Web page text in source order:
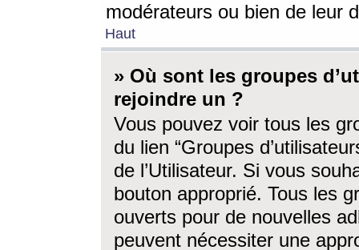
modérateurs ou bien de leur
Haut
» Où sont les groupes
rejoindre un ?
Vous pouvez voir tous les
du lien “Groupes
de l’Utilisateur. Si vous
bouton approprié. Tous les
ouverts pour de nouvelles
peuvent nécessiter une